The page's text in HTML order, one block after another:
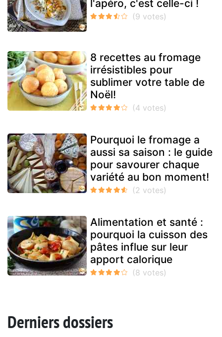
l'apéro, c'est celle-ci !
8 recettes au fromage
irrésistibles pour
sublimer votre table de
Noël!
Pourquoi le fromage a
aussi sa saison : le guide
pour savourer chaque
variété au bon moment!
Alimentation et santé :
pourquoi la cuisson des
pâtes influe sur leur
apport calorique
Derniers dossiers